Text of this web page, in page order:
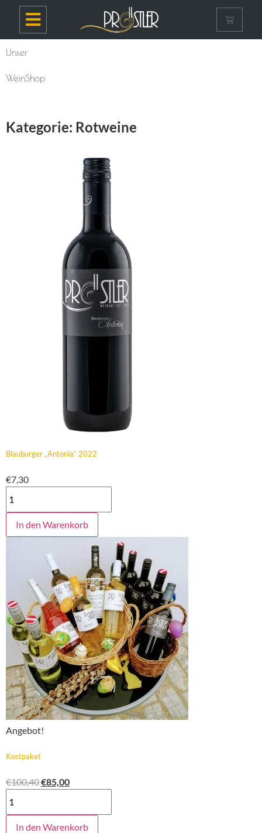
Unser
WeinShop
Kategorie: Rotweine
Blauburger „Antonia“ 2022
€7,30
In den Warenkorb
Angebot!
Kostpaket
€100,40€85,00
In den Warenkorb